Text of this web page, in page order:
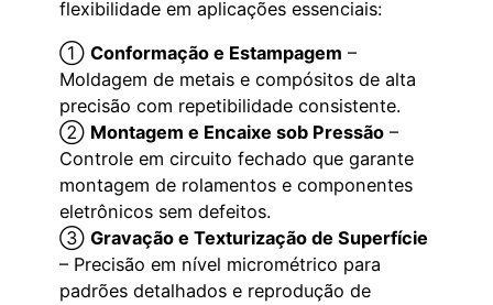
flexibilidade em aplicações essenciais:
①Conformação e Estampagem –
Moldagem de metais e compósitos de alta
precisão com repetibilidade consistente.
② Montagem e Encaixe sob Pressão –
Controle em circuito fechado que garante
montagem de rolamentos e componentes
eletrônicos sem defeitos.
③Gravação e Texturização de Superfície
– Precisão em nível micrométrico para
padrões detalhados e reprodução de